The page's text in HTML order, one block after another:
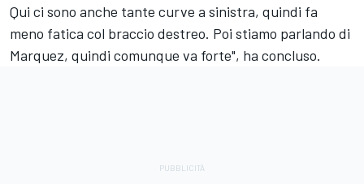
Qui ci sono anche tante curve a sinistra, quindi fa
meno fatica col braccio destreo. Poi stiamo parlando di
Marquez, quindi comunque va forte", ha concluso.